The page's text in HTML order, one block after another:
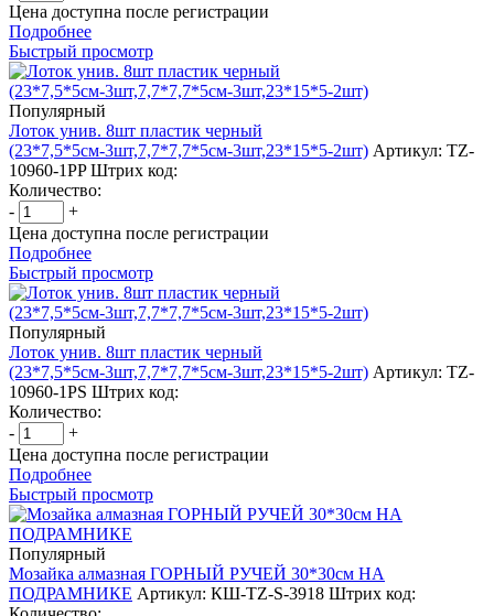
Цена доступна после регистрации
Подробнее
Быстрый просмотр
Популярный
Лоток унив. 8шт пластик черный
(23*7,5*5см-3шт,7,7*7,7*5см-3шт,23*15*5-2шт) Артикул: TZ-
10960-1PP Штрих код:
Количество:
-
+
Цена доступна после регистрации
Подробнее
Быстрый просмотр
Популярный
Лоток унив. 8шт пластик черный
(23*7,5*5см-3шт,7,7*7,7*5см-3шт,23*15*5-2шт) Артикул: TZ-
10960-1PS Штрих код:
Количество:
-
+
Цена доступна после регистрации
Подробнее
Быстрый просмотр
Популярный
Мозайка алмазная ГОРНЫЙ РУЧЕЙ 30*30см НА
ПОДРАМНИКЕ Артикул: КШ-TZ-S-3918 Штрих код: